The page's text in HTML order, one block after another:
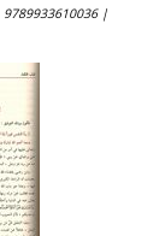
9789933610036 |